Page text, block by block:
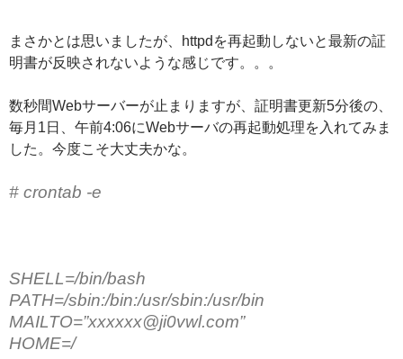
まさかとは思いましたが、httpdを再起動しないと最新の証
明書が反映されないような感じです。。。
数秒間Webサーバーが止まりますが、証明書更新5分後の、
毎月1日、午前4:06にWebサーバの再起動処理を入れてみま
した。今度こそ大丈夫かな。
# crontab -e
SHELL=/bin/bash
PATH=/sbin:/bin:/usr/sbin:/usr/bin
MAILTO=”xxxxxx@ji0vwl.com”
HOME=/